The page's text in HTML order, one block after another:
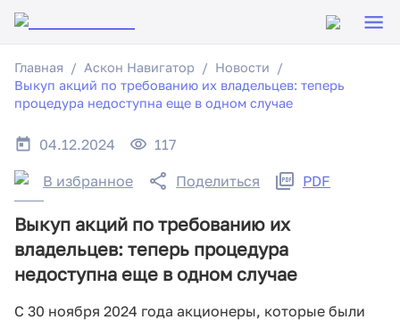
Главная Аскон Навигатор
Новости
Выкуп акций по требованию их владельцев: теперь
процедура недоступна еще в одном случае
04.12.2024 117
В избранное Поделиться PDF
Выкуп акций по требованию их
владельцев: теперь процедура
недоступна еще в одном случае
С 30 ноября 2024 года акционеры, которые были